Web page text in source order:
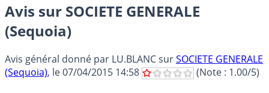
Avis sur SOCIETE GENERALE
(Sequoia)
Avis général donné par LU.BLANCsurSOCIETE GENERALE
(Sequoia), le07/04/2015 14:58 (Note : 1.00/5)